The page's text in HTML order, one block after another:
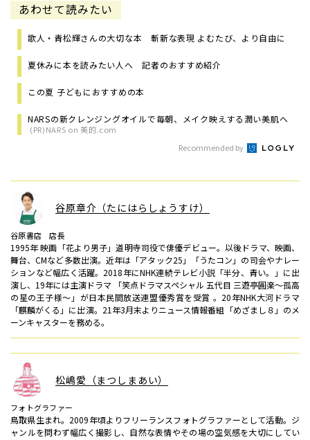
あわせて読みたい
歌人・青松輝さんの大切な本 斬新な表現 よむたび、より自由に
夏休みに本を読みたい人へ 記者のおすすめ紹介
この夏 子どもにおすすめの本
NARSの新クレンジングオイルで毎朝、メイク映えする潤い美肌へ
(PR)NARS on 美的.com
Recommended by
谷原章介（たにはらしょうすけ）
谷原書店 店長
1995年 映画「花より男子」道明寺司役で俳優デビュー。以後ドラマ、映画、
舞台、CMなど多数出演。近年は「アタック25」「うたコン」の司会やナレー
ションなど幅広く活躍。2018年にNHK連続テレビ小説「半分、青い。」に出
演し、19年には主演ドラマ 「笑点ドラマスペシャル 五代目 三遊亭圓楽～孤高
の星の王子様～」が日本民間放送連盟優秀賞を受賞 。20年NHK大河ドラマ
「麒麟がくる」に出演。21年3月末よりニュース情報番組「めざまし８」のメ
ーンキャスターを務める。
松嶋愛（まつしまあい）
フォトグラファー
鳥取県生まれ。2009年頃よりフリーランスフォトグラファーとして活動。ジ
ャンルを問わず幅広く撮影し、自然な表情やその場の空気感を大切にしてい